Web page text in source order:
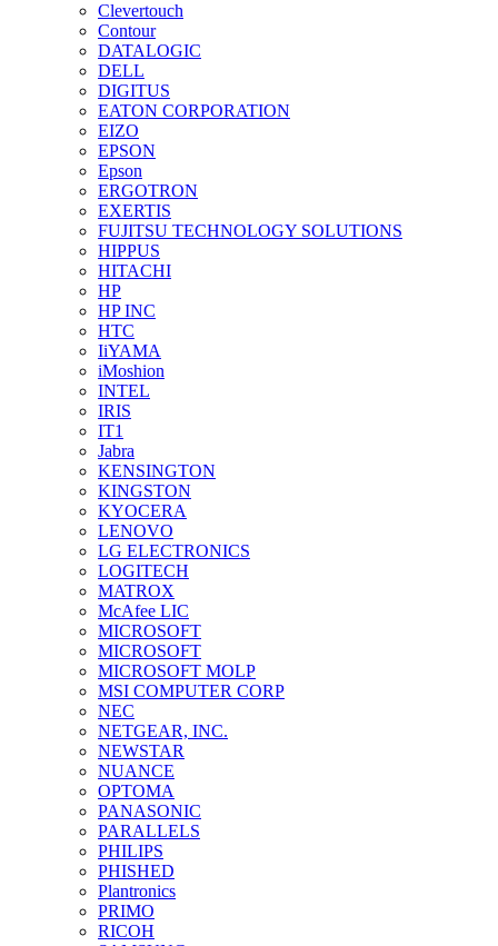
Clevertouch
Contour
DATALOGIC
DELL
DIGITUS
EATON CORPORATION
EIZO
EPSON
Epson
ERGOTRON
EXERTIS
FUJITSU TECHNOLOGY SOLUTIONS
HIPPUS
HITACHI
HP
HP INC
HTC
IiYAMA
iMoshion
INTEL
IRIS
IT1
Jabra
KENSINGTON
KINGSTON
KYOCERA
LENOVO
LG ELECTRONICS
LOGITECH
MATROX
McAfee LIC
MICROSOFT
MICROSOFT
MICROSOFT MOLP
MSI COMPUTER CORP
NEC
NETGEAR, INC.
NEWSTAR
NUANCE
OPTOMA
PANASONIC
PARALLELS
PHILIPS
PHISHED
Plantronics
PRIMO
RICOH